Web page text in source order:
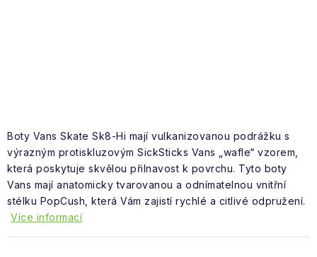
Boty Vans Skate Sk8-Hi mají vulkanizovanou podrážku s
výrazným protiskluzovým SickSticks Vans „wafle“ vzorem,
která poskytuje skvělou přilnavost k povrchu. Tyto boty
Vans mají anatomicky tvarovanou a odnímatelnou vnitřní
stélku PopCush, která Vám zajistí rychlé a citlivé odpružení.
Více informací